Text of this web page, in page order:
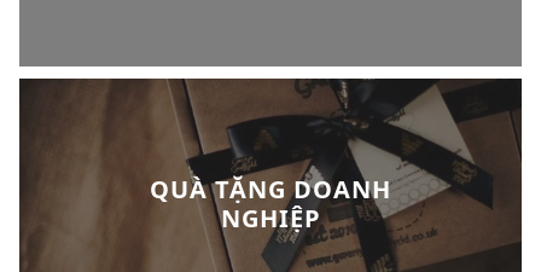
QUÀ TẶNG DOANH
NGHIỆP